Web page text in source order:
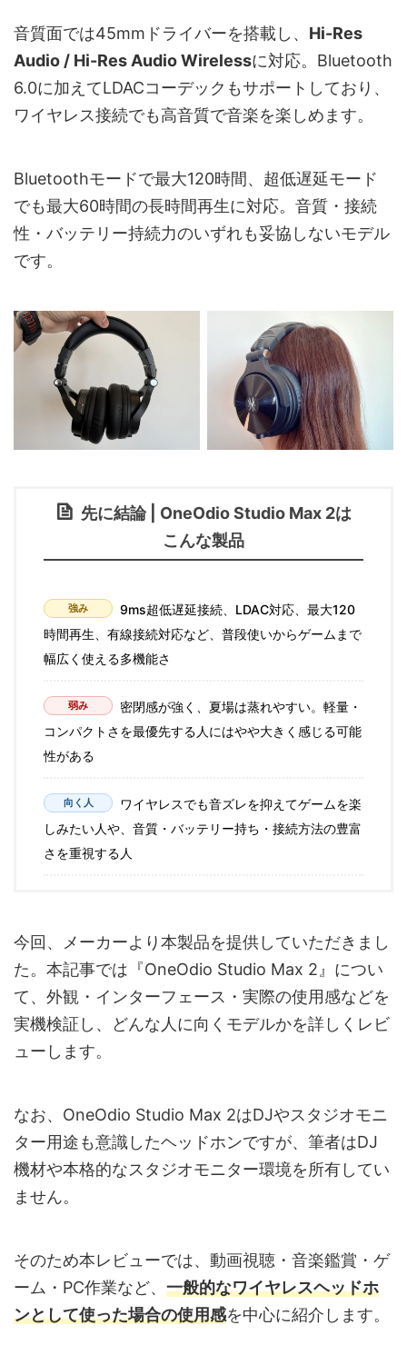
音質面では45mmドライバーを搭載し、 Hi-Res
Audio / Hi-Res Audio Wirelessに対応。Bluetooth
6.0に加えてLDACコーデックもサポートしており、
ワイヤレス接続でも高音質で音楽を楽しめます。
Bluetoothモードで最大120時間、超低遅延モード
でも最大60時間の長時間再生に対応。音質・接続
性・バッテリー持続力のいずれも妥協しないモデル
です。
先に結論 | OneOdio Studio Max 2は
こんな製品
強み
9ms超低遅延接続、LDAC対応、最大120
時間再生、有線接続対応など、普段使いからゲームまで
幅広く使える多機能さ
弱み
密閉感が強く、夏場は蒸れやすい。軽量・
コンパクトさを最優先する人にはやや大きく感じる可能
性がある
向く人
ワイヤレスでも音ズレを抑えてゲームを楽
しみたい人や、音質・バッテリー持ち・接続方法の豊富
さを重視する人
今回、メーカーより本製品を提供していただきまし
た。本記事では『OneOdio Studio Max 2』につい
て、外観・インターフェース・実際の使用感などを
実機検証し、どんな人に向くモデルかを詳しくレビ
ューします。
なお、OneOdio Studio Max 2はDJやスタジオモニ
ター用途も意識したヘッドホンですが、筆者はDJ
機材や本格的なスタジオモニター環境を所有してい
ません。
そのため本レビューでは、動画視聴・音楽鑑賞・ゲ
ーム・PC作業など、 一般的なワイヤレスヘッドホ
ンとして使った場合の使用感を中心に紹介します。